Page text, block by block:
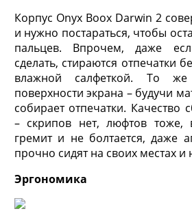
Корпус Onyx Boox Darwin 2
и нужно постараться, чтобы
пальцев. Впрочем, даже
сделать, стираются отпечатки
влажной салфеткой. То же
поверхности экрана – будучи
собирает отпечатки. Качество
– скрипов нет, люфтов тоже,
гремит и не болтается, даже
прочно сидят на своих местах и
Эргономика